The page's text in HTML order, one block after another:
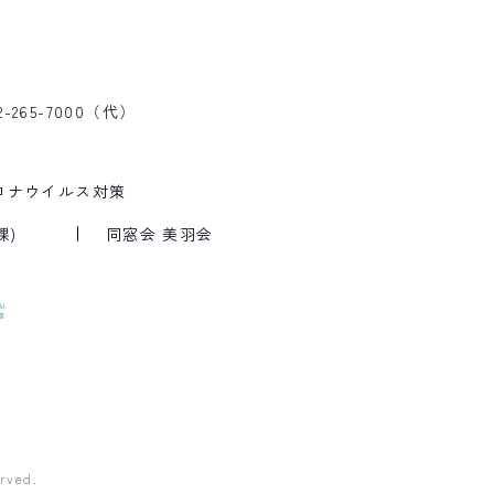
265-7000（代）
ナウイルス対策
)
同窓会 美羽会